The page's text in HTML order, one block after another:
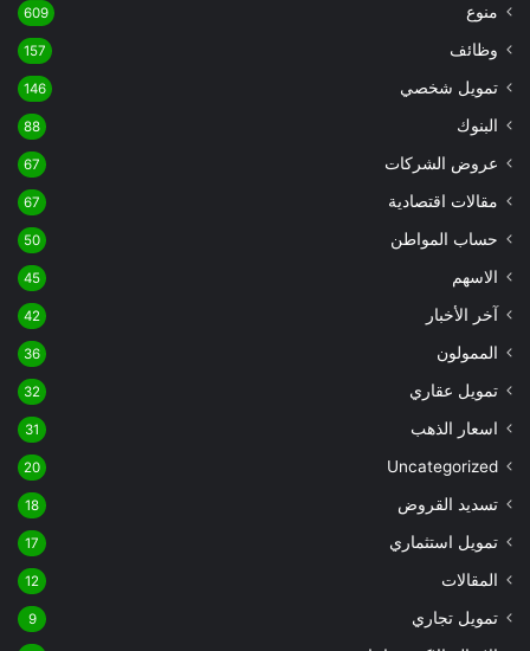
منوع 609
وظائف 157
تمويل شخصي 146
البنوك 88
عروض الشركات 67
مقالات اقتصادية 67
حساب المواطن 50
الاسهم 45
آخر الأخبار 42
الممولون 36
تمويل عقاري 32
اسعار الذهب 31
Uncategorized
20
تسديد القروض 18
تمويل استثماري 17
المقالات 12
تمويل تجاري 9